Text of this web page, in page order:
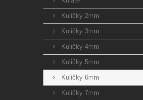
Kuličky 2mm
Kuličky 3mm
Kuličky 4mm
Kuličky 5mm
Kuličky 6mm
Kuličky 7mm